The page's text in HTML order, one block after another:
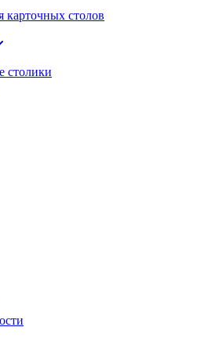
карточных столов
столики